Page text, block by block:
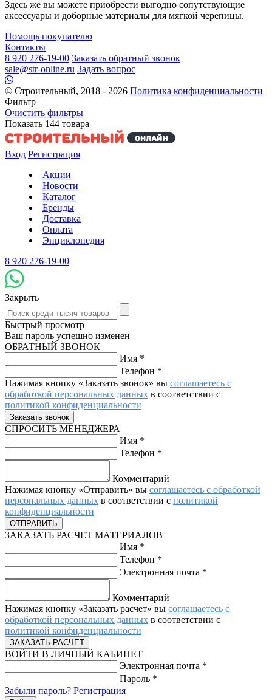
Здесь же вы можете приобрести выгодно сопутствующие
аксессуары и доборные материалы для мягкой черепицы.
Помощь покупателю
Контакты
8 920 276-19-00 Заказать обратный звонок
sale@str-online.ru Задать вопрос
© Строительный, 2018 - 2026 Политика конфиденциальности
Фильтр
Очистить фильтры
Показать 144 товара
Вход Регистрация
Акции
Новости
Каталог
Бренды
Доставка
Оплата
Энциклопедия
8 920 276-19-00
Закрыть
Быстрый просмотр
Ваш пароль успешно изменен
ОБРАТНЫЙ ЗВОНОК
Имя *
Телефон *
Нажимая кнопку «Заказать звонок» вы соглашаетесь с
обработкой персональных данных в соответствии с
политикой конфиденциальности
СПРОСИТЬ МЕНЕДЖЕРА
Имя *
Телефон *
Комментарий
Нажимая кнопку «Отправить» вы соглашаетесь с обработкой
персональных данных в соответствии с политикой
конфиденциальности
ЗАКАЗАТЬ РАСЧЕТ МАТЕРИАЛОВ
Имя *
Телефон *
Электронная почта *
Комментарий
Нажимая кнопку «Заказать расчет» вы соглашаетесь с
обработкой персональных данных в соответствии с
политикой конфиденциальности
ВОЙТИ В ЛИЧНЫЙ КАБИНЕТ
Электронная почта *
Пароль *
Забыли пароль? Регистрация